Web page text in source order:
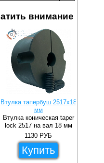
внимание
Втулка тапербуш 2517x18
мм
Втулка коническая taper
lock 2517 на вал 18 мм
1130 РУБ
Купить